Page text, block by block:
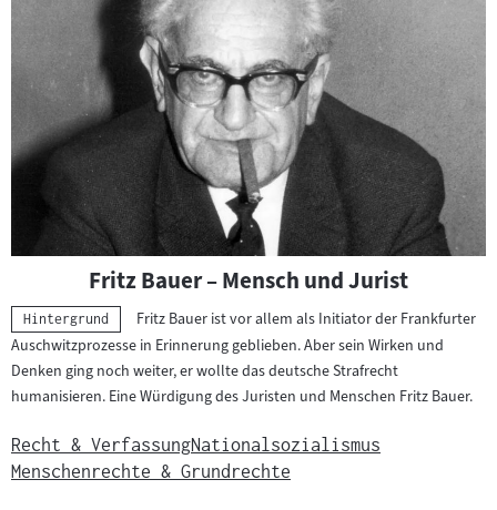
Fritz Bauer – Mensch und Jurist
Kategorie:
Hintergrund
Fritz Bauer ist vor allem als Initiator der Frankfurter
Auschwitzprozesse in Erinnerung geblieben. Aber sein Wirken und
Denken ging noch weiter, er wollte das deutsche Strafrecht
humanisieren. Eine Würdigung des Juristen und Menschen Fritz Bauer.
Recht & VerfassungNationalsozialismus
Menschenrechte & Grundrechte